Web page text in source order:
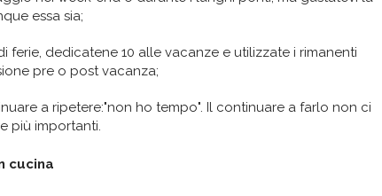
essa sia;
ferie, dedicatene 10 alle vacanze e utilizzate i rimanenti
pre o post vacanza;
a ripetere:"non ho tempo". Il continuare a farlo non ci
più importanti.
cucina